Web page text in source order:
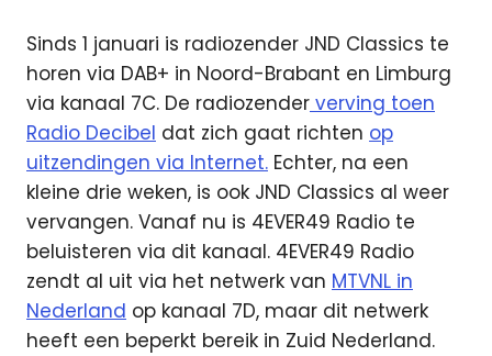
Sinds 1 januari is radiozender JND Classics te
horen via DAB+ in Noord-Brabant en Limburg
via kanaal 7C. De radiozender verving toen
Radio Decibel dat zich gaat richten op
uitzendingen via Internet. Echter, na een
kleine drie weken, is ook JND Classics al weer
vervangen. Vanaf nu is 4EVER49 Radio te
beluisteren via dit kanaal. 4EVER49 Radio
zendt al uit via het netwerk van MTVNL in
Nederland op kanaal 7D, maar dit netwerk
heeft een beperkt bereik in Zuid Nederland.